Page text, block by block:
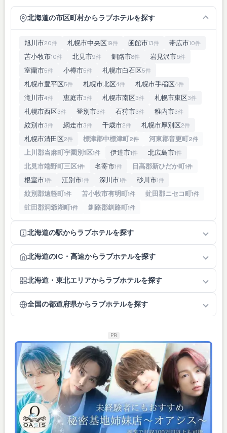
北海道の市区町村からラブホテルを探す
旭川市20件 札幌市中央区19件 函館市13件 帯広市10件
苫小牧市10件 北見市9件 釧路市8件 岩見沢市6件
室蘭市5件 小樽市5件 札幌市白石区5件
札幌市豊平区5件 札幌市北区4件 札幌市手稲区4件
滝川市4件 恵庭市3件 札幌市南区3件 札幌市東区3件
札幌市西区3件 登別市3件 石狩市3件 稚内市3件
紋別市3件 網走市3件 千歳市2件 札幌市厚別区2件
札幌市清田区2件 標津郡中標津町2件 河東郡音更町2件
上川郡当麻町宇園別1区1件 伊達市1件 北広島市1件
北見市端野町三区1件 名寄市1件 日高郡新ひだか町1件
根室市1件 江別市1件 深川市1件 砂川市1件
紋別郡遠軽町1件 苫小牧市有明町1件 虻田郡ニセコ町1件
虻田郡洞爺湖町1件 釧路郡釧路町1件
北海道の駅からラブホテルを探す
北海道のIC・高速からラブホテルを探す
北海道・東北エリアからラブホテルを探す
全国の都道府県からラブホテルを探す
PR